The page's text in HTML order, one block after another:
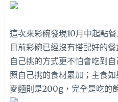
這次來彩碗發現10月中起點
目前彩碗已經沒有搭配好的
自己挑的方式更不怕會吃到
照自己挑的食材累加；主食
麥麵則是200g，完全是吃的